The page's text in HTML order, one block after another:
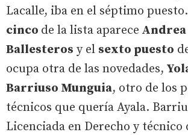
Lacalle, iba en el séptimo
cinco de la lista aparece Andrea
Ballesteros y el sexto puesto
ocupa otra de las novedades,
Barriuso Munguia, otro de los
técnicos que quería Ayala.
Licenciada en Derecho y técnico